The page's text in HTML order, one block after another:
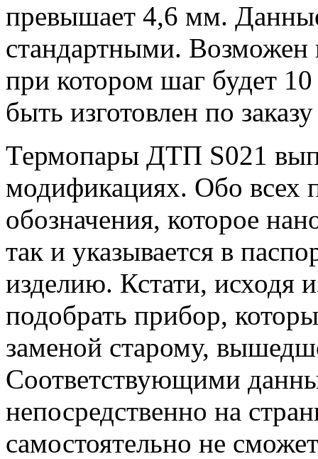
превышает 4,6 мм.
стандартными. Возможен
при котором шаг будет
быть изготовлен по
Термопары ДТП S021
модификациях. Обо всех
обозначения, которое
так и указывается в
изделию. Кстати, исходя
подобрать прибор,
заменой старому,
Соответствующими
непосредственно на
самостоятельно не